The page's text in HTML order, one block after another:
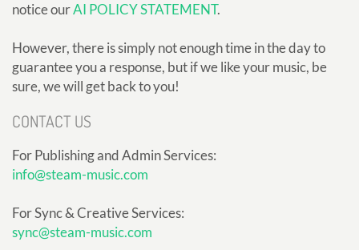
notice ourAI POLICY STATEMENT.
However, there is simply not enough time in the day to
guarantee you a response, but if we like your music, be
sure, we will get back to you!
CONTACT US
For Publishing and Admin Services:
info@steam-music.com
For Sync & Creative Services:
sync@steam-music.com